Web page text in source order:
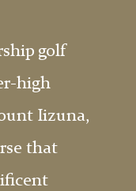
golf
high
Iizuna,
that